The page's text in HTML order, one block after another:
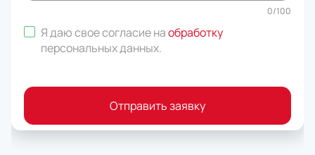
0/100
Я даю свое согласие наобработку
персональных данных.
Отправить заявку